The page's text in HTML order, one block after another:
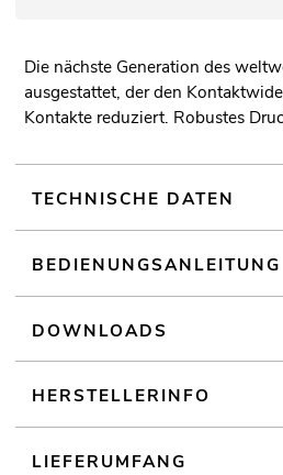
Die nächste Generation des
ausgestattet, der den
Kontakte reduziert. Robustes
TECHNISCHE DATEN
BEDIENUNGSANLEITUNG
DOWNLOADS
HERSTELLERINFO
LIEFERUMFANG